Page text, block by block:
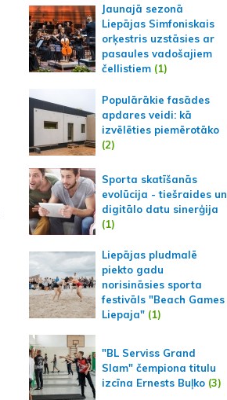
Jaunajā sezonā
Liepājas Simfoniskais
orķestris uzstāsies ar
pasaules vadošajiem
čellistiem(1)
Populārākie fasādes
apdares veidi: kā
izvēlēties piemērotāko
(2)
Sporta skatīšanās
evolūcija - tiešraides un
digitālo datu sinerģija
(1)
Liepājas pludmalē
piekto gadu
norisināsies sporta
festivāls "Beach Games
Liepaja"(1)
"BL Serviss Grand
Slam" čempiona titulu
izcīna Ernests Buļko(3)